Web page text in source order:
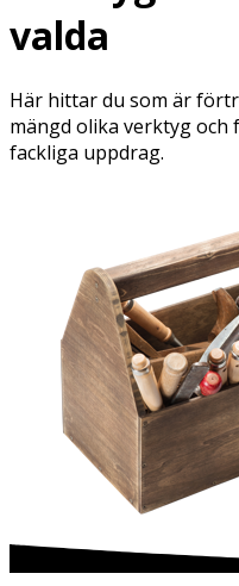
valda
Här hittar du som är
mängd olika verktyg och
fackliga uppdrag.